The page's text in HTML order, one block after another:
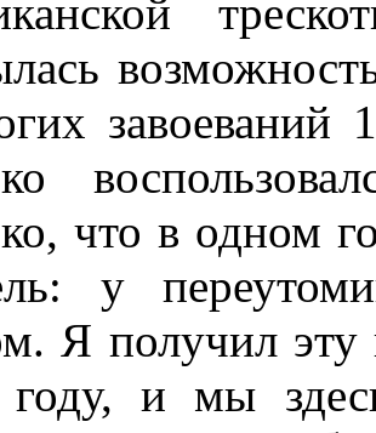
что в одном
у
Я получил эту
году, и мы